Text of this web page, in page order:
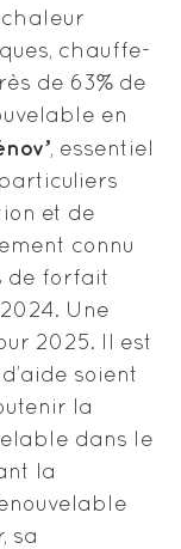
chauffe-
de 63% de
en
, essentiel
et de
connu
de forfait
Une
2025. Il est
soient
la
dans le
la
sa